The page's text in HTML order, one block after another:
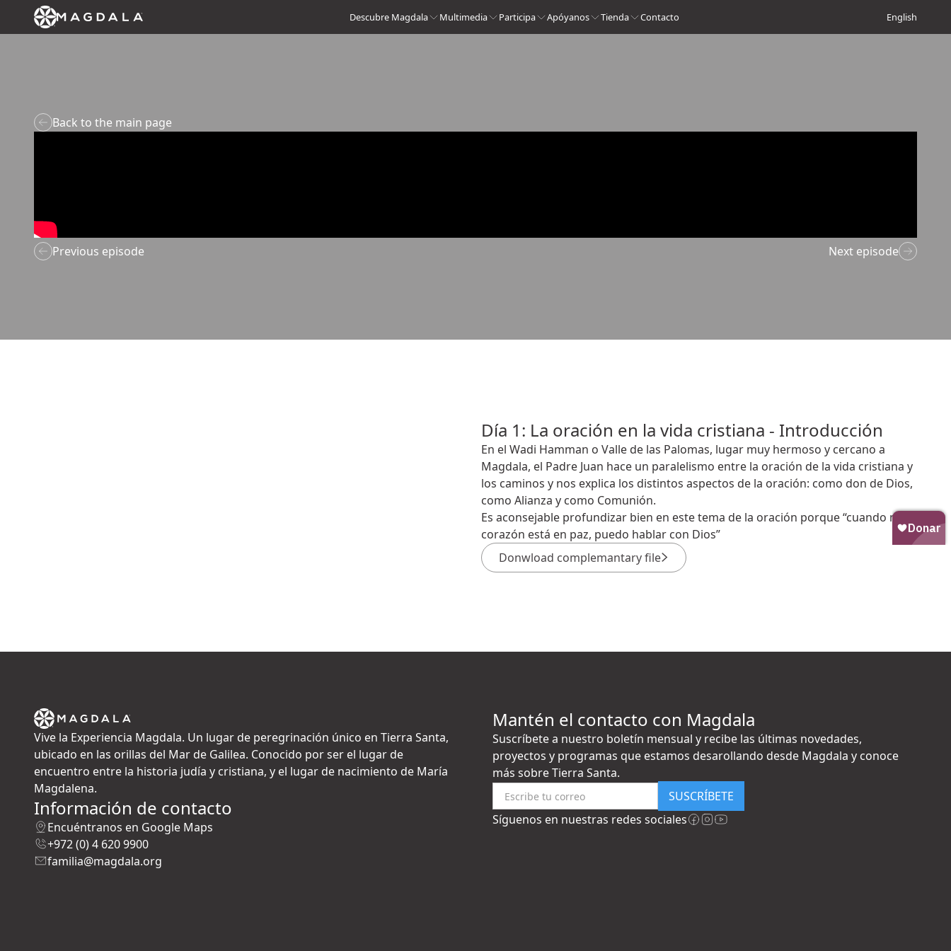
Descubre Magdala Multimedia Participa Apóyanos Tienda Contacto English
Back to the main page
Previous episode Next episode
Día 1: La oración en la vida cristiana - Introducción
En el Wadi Hamman o Valle de las Palomas, lugar muy hermoso y cercano a
Magdala, el Padre Juan hace un paralelismo entre la oración de la vida cristiana y
los caminos y nos explica los distintos aspectos de la oración: como don de Dios,
como Alianza y como Comunión.
Es aconsejable profundizar bien en este tema de la oración porque “cuando mi
corazón está en paz, puedo hablar con Dios”
Donwload complemantary file
Vive la Experiencia Magdala. Un lugar de peregrinación único en Tierra Santa,
ubicado en las orillas del Mar de Galilea. Conocido por ser el lugar de
encuentro entre la historia judía y cristiana, y el lugar de nacimiento de María
Magdalena.
Información de contacto
Encuéntranos en Google Maps
+972 (0) 4 620 9900
familia@magdala.org
Mantén el contacto con Magdala
Suscríbete a nuestro boletín mensual y recibe las últimas novedades,
proyectos y programas que estamos desarollando desde Magdala y conoce
más sobre Tierra Santa.
SUSCRÍBETE
Síguenos en nuestras redes sociales